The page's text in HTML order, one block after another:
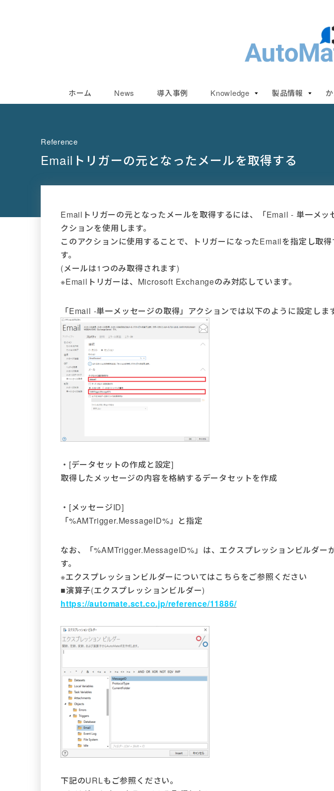
ホーム News 導入事例 Knowledge 製品情報
Reference
Emailトリガーの元となったメールを取得する
Emailトリガーの元となったメールを取得するには、「Email - 単一メッ
クションを使用します。
このアクションに使用することで、トリガーになったEmailを指定し取
す。
(メールは1つのみ取得されます)
※Emailトリガーは、Microsoft Exchangeのみ対応しています。
「Email -単一メッセージの取得」アクションでは以下のように設定します
・[データセットの作成と設定]
取得したメッセージの内容を格納するデータセットを作成
・[メッセージID]
「%AMTrigger.MessageID%」と指定
なお、「%AMTrigger.MessageID%」は、エクスプレッションビルダー
す。
※エクスプレッションビルダーについてはこちらをご参照ください
■演算子(エクスプレッションビルダー)
https://automate.sct.co.jp/reference/11886/
下記のURLもご参照ください。